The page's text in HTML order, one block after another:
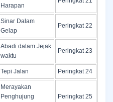
Harapan
Sinar Dalam
Gelap
Peringkat 22
Abadi dalam Jejak
waktu
Peringkat 23
Tepi Jalan Peringkat 24
Merayakan
Penghujung
Peringkat 25